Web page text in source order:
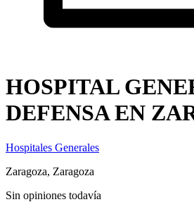
HOSPITAL
DEFENSA EN
Hospitales Generales
Zaragoza, Zaragoza
Sin opiniones todavía